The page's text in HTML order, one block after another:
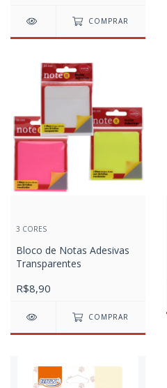
COMPRAR
3 CORES
Bloco de Notas Adesivas
Transparentes
R$8,90
COMPRAR